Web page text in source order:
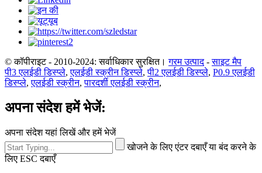
© कॉपीराइट - 2010-2024: सर्वाधिकार सुरक्षित। गरम उत्पाद-साइट मैप
पी3 एलईडी डिस्प्ले,एलईडी स्क्रीन डिस्प्ले,पी2 एलईडी डिस्प्ले, P0.9 एलईडी
डिस्प्ले,एलईडी स्क्रीन,पारदर्शी एलईडी स्क्रीन,
अपना संदेश हमें भेजें:
अपना संदेश यहां लिखें और हमें भेजें
खोजने के लिए एंटर दबाएँ या बंद करने के
लिए ESC दबाएँ